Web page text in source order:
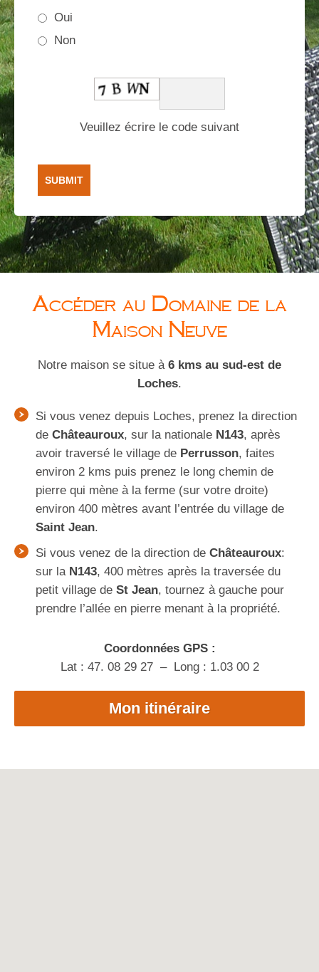
Oui
Non
Veuillez écrire le code suivant
Accéder au Domaine de la
Maison Neuve
Notre maison se situe à 6 kms au sud-est de
Loches.
Si vous venez depuis Loches, prenez la direction
de Châteauroux, sur la nationale N143, après
avoir traversé le village de Perrusson, faites
environ 2 kms puis prenez le long chemin de
pierre qui mène à la ferme (sur votre droite)
environ 400 mètres avant l’entrée du village de
Saint Jean.
Si vous venez de la direction de Châteauroux:
sur la N143, 400 mètres après la traversée du
petit village de St Jean, tournez à gauche pour
prendre l’allée en pierre menant à la propriété.
Coordonnées GPS :
Lat : 47. 08 29 27 – Long : 1.03 00 2
Mon itinéraire